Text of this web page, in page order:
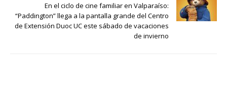
En el ciclo de cine familiar en Valparaíso:
“Paddington” llega a la pantalla grande del Centro
de Extensión Duoc UC este sábado de vacaciones
de invierno